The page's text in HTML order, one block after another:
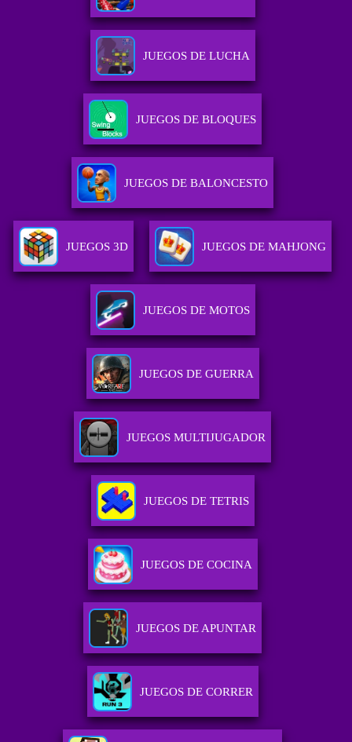
JUEGOS DE LUCHA
JUEGOS DE BLOQUES
JUEGOS DE BALONCESTO
JUEGOS 3D JUEGOS DE MAHJONG
JUEGOS DE MOTOS
JUEGOS DE GUERRA
JUEGOS MULTIJUGADOR
JUEGOS DE TETRIS
JUEGOS DE COCINA
JUEGOS DE APUNTAR
JUEGOS DE CORRER